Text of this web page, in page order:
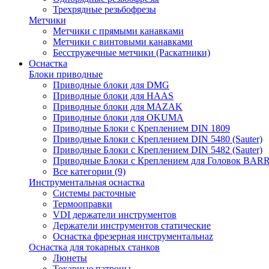
Трехрядные резьбофрезы
Метчики
Метчики с прямыми канавками
Метчики с винтовыми канавками
Бесстружечные метчики (Раскатники)
Оснастка
Блоки приводные
Приводные блоки для DMG
Приводные блоки для HAAS
Приводные блоки для MAZAK
Приводные блоки для OKUMA
Приводные Блоки с Креплением DIN 1809
Приводные Блоки с Креплением DIN 5480 (Sauter)
Приводные Блоки с Креплением DIN 5482 (Sauter)
Приводные Блоки с Креплением для Головок
Все категории (9)
Инструментальная оснастка
Системы расточные
Термооправки
VDI держатели инструментов
Держатели инструментов статические
Оснастка фрезерная инструментальнаz
Оснастка для токарных станков
Люнеты